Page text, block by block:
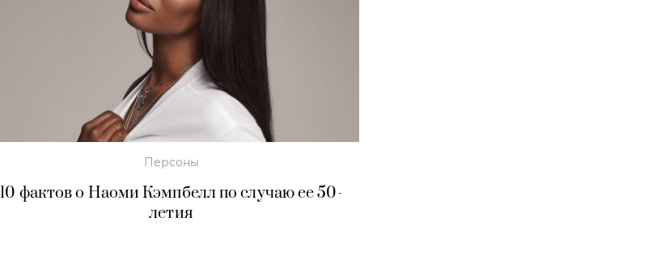
Персоны
10 фактов о Наоми Кэмпбелл по случаю ее 50-
летия